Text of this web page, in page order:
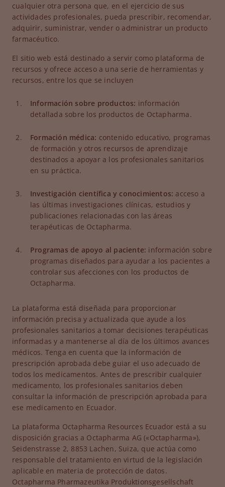
cualquier otra persona que, en el ejercicio de sus
actividades profesionales, pueda prescribir, recomendar,
adquirir, suministrar, vender o administrar un producto
farmacéutico.
El sitio web está destinado a servir como plataforma de
recursos y ofrece acceso a una serie de herramientas y
recursos, entre los que se incluyen
Información sobre productos: información
detallada sobre los productos de Octapharma.
Formación médica: contenido educativo, programas
de formación y otros recursos de aprendizaje
destinados a apoyar a los profesionales sanitarios
en su práctica.
Investigación científica y conocimientos: acceso a
las últimas investigaciones clínicas, estudios y
publicaciones relacionadas con las áreas
terapéuticas de Octapharma.
Programas de apoyo al paciente: información sobre
programas diseñados para ayudar a los pacientes a
controlar sus afecciones con los productos de
Octapharma.
La plataforma está diseñada para proporcionar
información precisa y actualizada que ayude a los
profesionales sanitarios a tomar decisiones terapéuticas
informadas y a mantenerse al día de los últimos avances
médicos. Tenga en cuenta que la información de
prescripción aprobada debe guiar el uso adecuado de
todos los medicamentos. Antes de prescribir cualquier
medicamento, los profesionales sanitarios deben
consultar la información de prescripción aprobada para
ese medicamento en Ecuador.
La plataforma Octapharma Resources Ecuador está a su
disposición gracias a Octapharma AG («Octapharma»),
Seidenstrasse 2, 8853 Lachen, Suiza, que actúa como
responsable del tratamiento en virtud de la legislación
aplicable en materia de protección de datos.
Octapharma Pharmazeutika Produktionsgesellschaft